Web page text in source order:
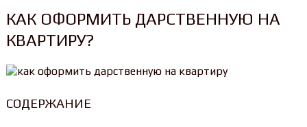
КАК ОФОРМИТЬ ДАРСТВЕННУЮ НА
КВАРТИРУ?
CОДЕРЖАНИЕ